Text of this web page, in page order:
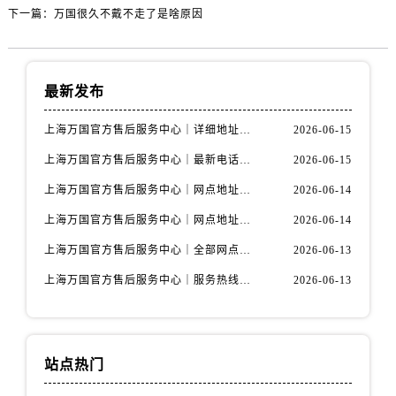
下一篇： 万国很久不戴不走了是啥原因
最新发布
上海万国官方售后服务中心｜详细地址与售后电话权威信息公示（2026年6月最新） 2026-06-15
上海万国官方售后服务中心｜最新电话及地址权威信息公示（2026年6月最新） 2026-06-15
上海万国官方售后服务中心｜网点地址及热线权威信息公示（2026年6月最新） 2026-06-14
上海万国官方售后服务中心｜网点地址与服务热线权威信息公示（2026年6月最新） 2026-06-14
上海万国官方售后服务中心｜全部网点地址电话权威信息公示（2026年6月最新） 2026-06-13
上海万国官方售后服务中心｜服务热线及办公地址权威信息公示（2026年6月最新） 2026-06-13
站点热门